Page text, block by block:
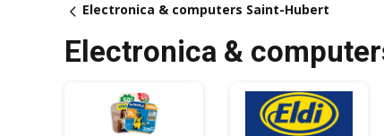
Electronica & computers Saint-Hubert
Electronica &